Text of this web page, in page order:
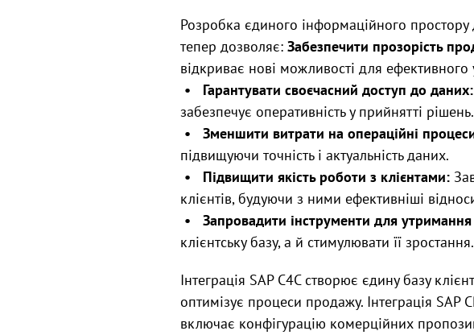
Розробка єдиного інформаційного простору
тепер дозволяє: Забезпечити прозорість
відкриває нові можливості для ефективного
• Гарантувати своєчасний доступ до даних:
забезпечує оперативність у прийнятті рішень.
• Зменшити витрати на операційні
підвищуючи точність і актуальність даних.
• Підвищити якість роботи з клієнтами:
клієнтів, будуючи з ними ефективніші
• Запровадити інструменти для утримання
клієнтську базу, а й стимулювати її зростання.
Інтеграція SAP C4C створює єдину базу
оптимізує процеси продажу. Інтеграція
включає конфігурацію комерційних